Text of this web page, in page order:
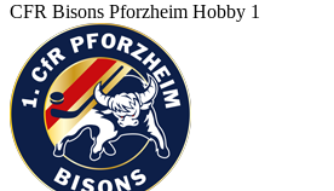
CFR Bisons Pforzheim Hobby 1